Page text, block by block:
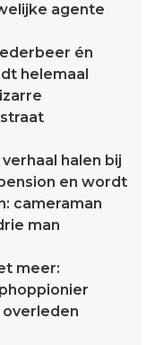
agente
én
helemaal
halen bij
en wordt
cameraman
man
meer:
overleden